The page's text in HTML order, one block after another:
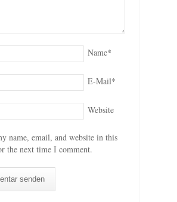
Name*
E-Mail*
Website
name, email, and website in this
the next time I comment.